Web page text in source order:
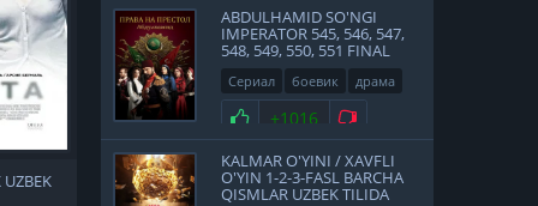
ABDULHAMID SO'NGI
IMPERATOR 545, 546, 547,
548, 549, 550, 551 FINAL
QISMLAR UZBEK TILIDA
Сериал боевик
драма
история
2017
Нравится
+1016 Не нравится
KALMAR O'YINI / XAVFLI
O'YIN 1-2-3-FASL BARCHA
QISMLAR UZBEK TILIDA